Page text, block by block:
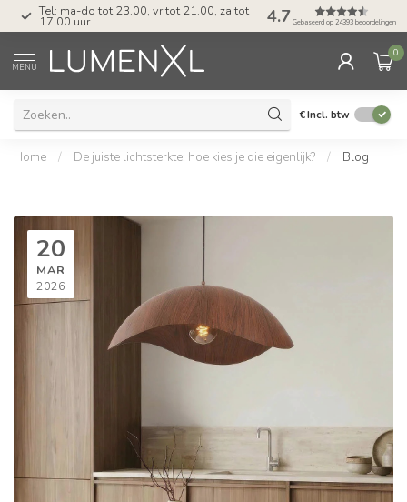
Tel: ma-do tot 23.00, vr tot 21.00, za tot
17.00 uur 4.7 Gebaseerd op 24393 beoordelingen
MENU
0
€Incl. btw
Home / De juiste lichtsterkte: hoe kies je die eigenlijk? / Blog
20
MAR
2026